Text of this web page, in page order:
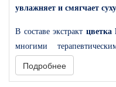
увлажняет и смягчает
В составе экстракт
многими
целебные,
Подробнее